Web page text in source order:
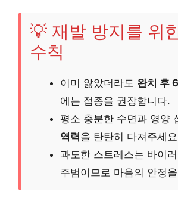
💡 재발 방지를 위
수칙
이미 앓았더라도 완치 후
에는 접종을 권장합니다.
평소 충분한 수면과 영양
역력을 탄탄히 다져주세
과도한 스트레스는 바이
주범이므로 마음의 안정